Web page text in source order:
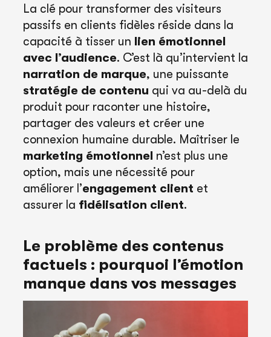
La clé pour transformer des visiteurs
passifs en clients fidèles réside dans la
capacité à tisser un lien émotionnel
avec l’audience. C’est là qu’intervient la
narration de marque, une puissante
stratégie de contenu qui va au-delà du
produit pour raconter une histoire,
partager des valeurs et créer une
connexion humaine durable. Maîtriser le
marketing émotionnel n’est plus une
option, mais une nécessité pour
améliorer l’engagement client et
assurer la fidélisation client.
Le problème des contenus
factuels : pourquoi l’émotion
manque dans vos messages